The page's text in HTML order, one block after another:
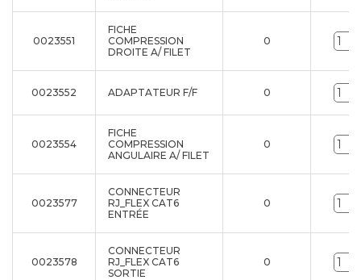
0023551
FICHE
COMPRESSION
DROITE A/ FILET
0
0023552 ADAPTATEUR F/F 0
0023554
FICHE
COMPRESSION
ANGULAIRE A/ FILET
0
0023577
CONNECTEUR
RJ_FLEX CAT6
ENTRÉE
0
0023578
CONNECTEUR
RJ_FLEX CAT6
SORTIE
0